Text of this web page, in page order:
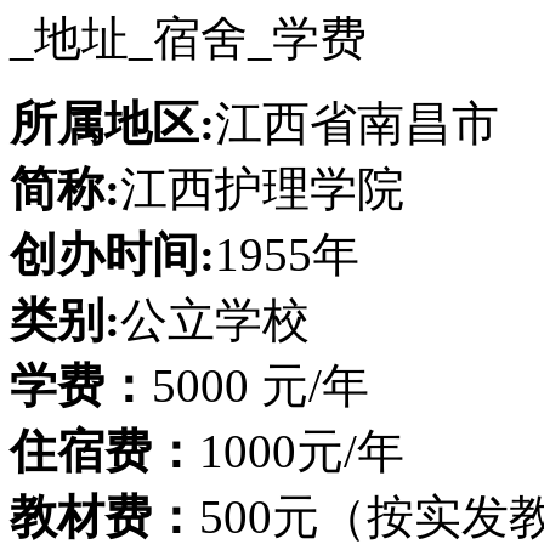
_地址_宿舍_学费
所属地区:江西省南昌市
简称:江西护理学院
创办时间:1955年
类别:公立学校
学费： 5000 元/年
住宿费： 1000元/年
教材费： 500元（按实发